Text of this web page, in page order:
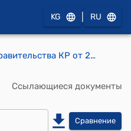
KG RU
Постановление Правительства КР от 29 апреля 2008 года № 190 "О внесении изменений и дополнений в некоторые решения Правительства Кыргызской Республики"
Ссылающиеся документы
Сравнение